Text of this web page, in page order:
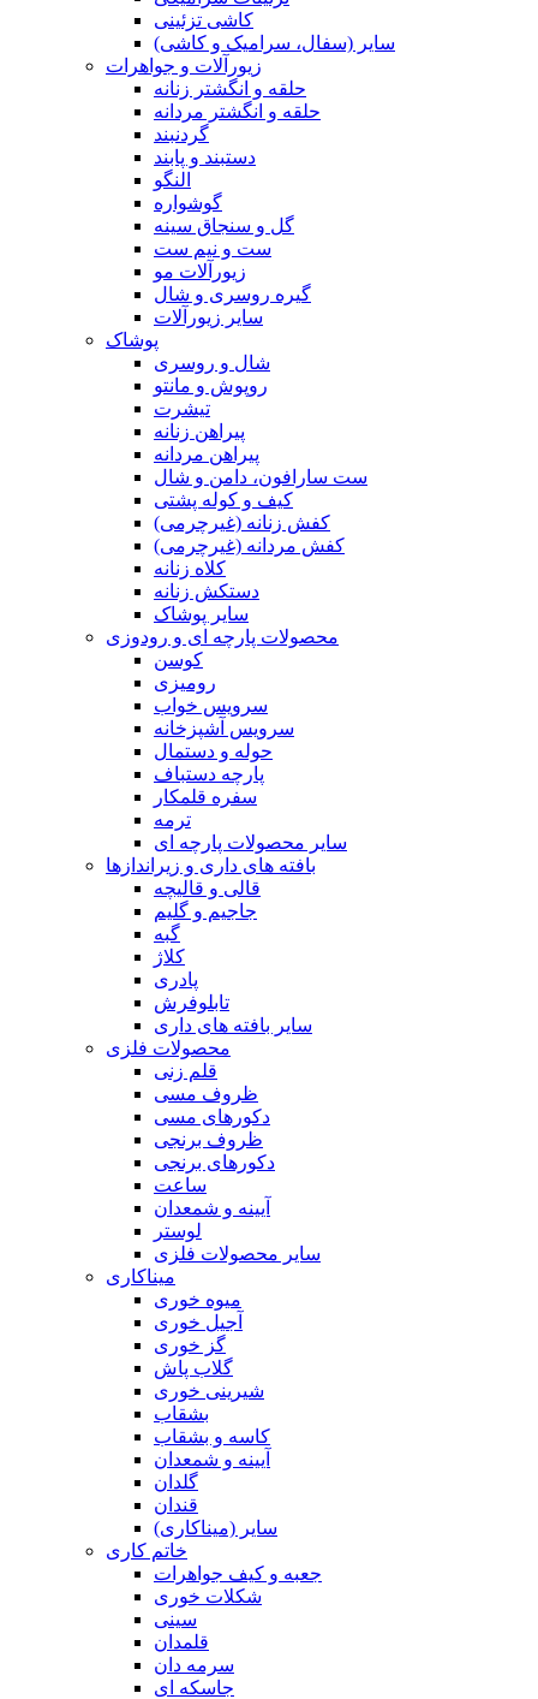
کاشی تزئینی
سایر (سفال، سرامیک و کاشی)
زیورآلات و جواهرات
حلقه و انگشتر زنانه
حلقه و انگشتر مردانه
گردنبند
دستبند و پابند
النگو
گوشواره
گل و سنجاق سینه
ست و نیم ست
زیورآلات مو
گیره روسری و شال
سایر زیورآلات
پوشاک
شال و روسری
روپوش و مانتو
تیشرت
پیراهن زنانه
پیراهن مردانه
ست سارافون، دامن و شال
کیف و کوله پشتی
کفش زنانه (غیرچرمی)
کفش مردانه (غیرچرمی)
کلاه زنانه
دستکش زنانه
سایر پوشاک
محصولات پارچه ای و رودوزی
کوسن
رومیزی
سرویس خواب
سرویس آشپزخانه
حوله و دستمال
پارچه دستباف
سفره قلمکار
ترمه
سایر محصولات پارچه ای
بافته های داری و زیراندازها
قالی و قالیچه
جاجیم و گلیم
گبه
کلاژ
پادری
تابلوفرش
سایر بافته های داری
محصولات فلزی
قلم زنی
ظروف مسی
دکورهای مسی
ظروف برنجی
دکورهای برنجی
ساعت
آیینه و شمعدان
لوستر
سایر محصولات فلزی
میناکاری
میوه خوری
آجیل خوری
گز خوری
گلاب پاش
شیرینی خوری
بشقاب
کاسه و بشقاب
آیینه و شمعدان
گلدان
قندان
سایر (میناکاری)
خاتم کاری
جعبه و کیف جواهرات
شکلات خوری
سینی
قلمدان
سرمه دان
جاسکه ای